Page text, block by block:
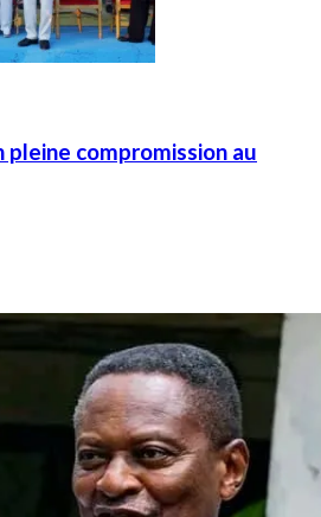
pleine compromission au